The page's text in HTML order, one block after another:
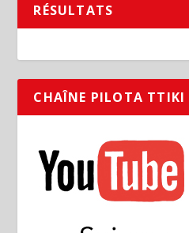
RÉSULTATS
CHAÎNE PILOTA TTIKI